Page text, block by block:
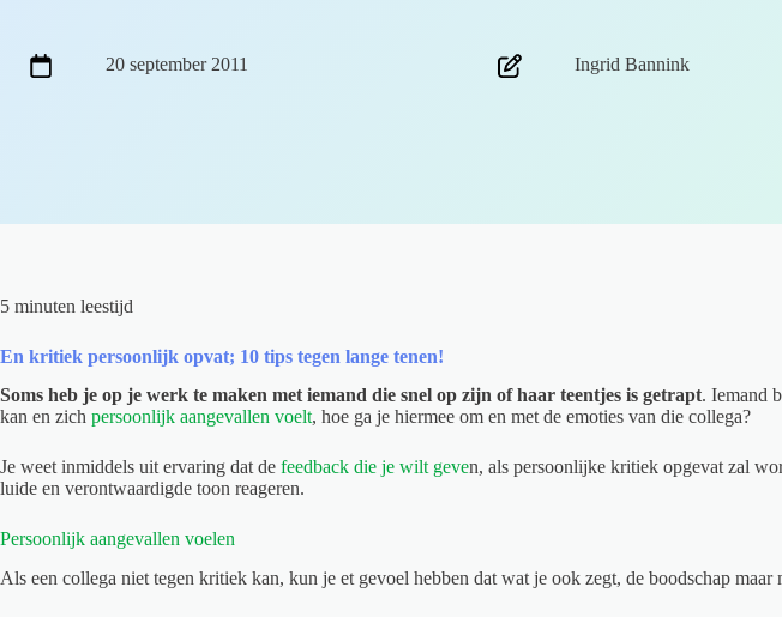
20 september 2011 Ingrid Bannink
5 minuten leestijd
En kritiek persoonlijk opvat; 10 tips tegen lange tenen!
Soms heb je op je werk te maken met iemand die snel op zijn of haar teentjes is getrapt. Iemand
kan en zich persoonlijk aangevallen voelt, hoe ga je hiermee om en met de emoties van die collega?
Je weet inmiddels uit ervaring dat de feedback die je wilt geven, als persoonlijke kritiek opgevat zal
luide en verontwaardigde toon reageren.
Persoonlijk aangevallen voelen
Als een collega niet tegen kritiek kan, kun je et gevoel hebben dat wat je ook zegt, de boodschap